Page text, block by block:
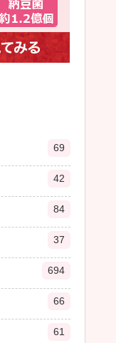
69
42
84
37
694
66
61